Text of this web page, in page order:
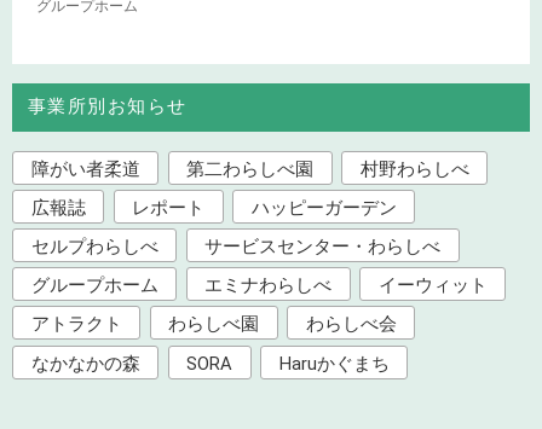
グループホーム
事業所別お知らせ
障がい者柔道 第二わらしべ園
村野わらしべ
広報誌
レポート
ハッピーガーデン
セルプわらしべ
サービスセンター・わらしべ
グループホーム
エミナわらしべ
イーウィット
アトラクト
わらしべ園
わらしべ会
なかなかの森
SORA Haruかぐまち